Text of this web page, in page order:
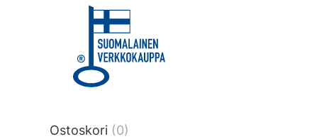
title or content.","post_type":
tmlmvi","meta_query":
data-original-query-vars="[]" data-
Ostoskori (0)